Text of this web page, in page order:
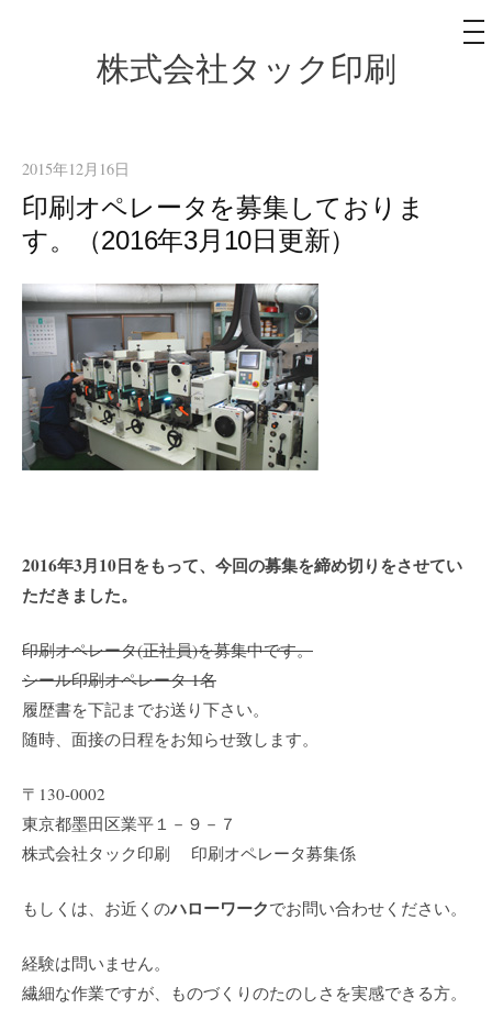
ツ
へ
ス
ッ
プ
株式会社タック印刷
メ
ニ
2015年12月16日
印刷オペレータを募集しておりま
す。（2016年3月10日更新）
2016年3月10日をもって、今回の募集を締め切りをさせてい
ただきました。
印刷オペレータ(正社員)を募集中です。
シール印刷オペレータ 1名
履歴書を下記までお送り下さい。
随時、面接の日程をお知らせ致します。
〒130-0002
東京都墨田区業平１－９－７
株式会社タック印刷 印刷オペレータ募集係
もしくは、お近くのハローワークでお問い合わせください。
経験は問いません。
繊細な作業ですが、ものづくりのたのしさを実感できる方。